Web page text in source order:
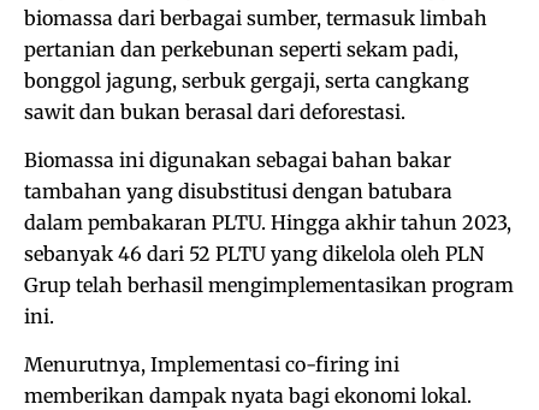
biomassa dari berbagai sumber, termasuk limbah
pertanian dan perkebunan seperti sekam padi,
bonggol jagung, serbuk gergaji, serta cangkang
sawit dan bukan berasal dari deforestasi.
Biomassa ini digunakan sebagai bahan bakar
tambahan yang disubstitusi dengan batubara
dalam pembakaran PLTU. Hingga akhir tahun 2023,
sebanyak 46 dari 52 PLTU yang dikelola oleh PLN
Grup telah berhasil mengimplementasikan program
ini.
Menurutnya, Implementasi co-firing ini
memberikan dampak nyata bagi ekonomi lokal.